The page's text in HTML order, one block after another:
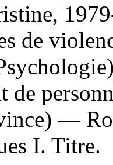
de
de
—
I. Titre.